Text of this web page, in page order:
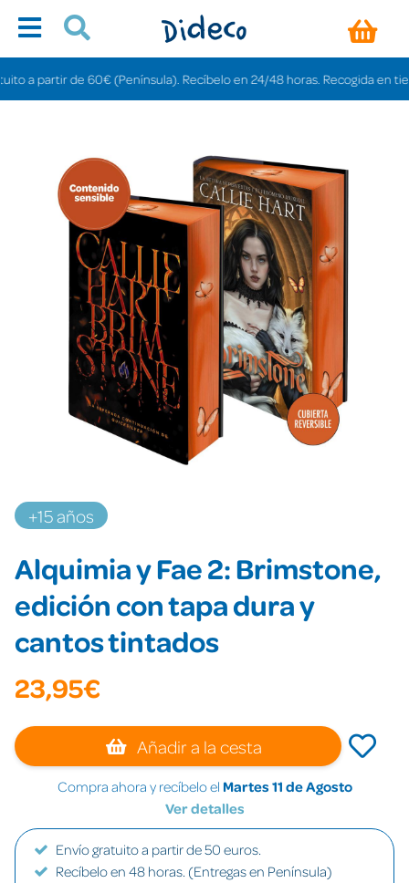
partir de 60€ (Península). Recíbelo en 24/48 horas. Recogida en tiendas
+15 años
Alquimia y Fae 2: Brimstone,
edición con tapa dura y
cantos tintados
23,95€
Añadir a la cesta
Compra ahora y recíbelo el Martes 11 de Agosto
Ver detalles
Envío gratuito a partir de 50 euros.
Recíbelo en 48 horas. (Entregas en Península)